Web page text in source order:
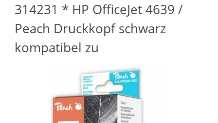
314231 * HP OfficeJet 4639 /
Peach Druckkopf schwarz
kompatibel zu